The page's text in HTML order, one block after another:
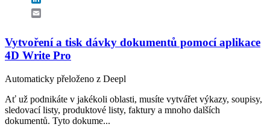
Vytvoření a tisk dávky dokumentů pomocí aplikace
4D Write Pro
Automaticky přeloženo z Deepl
Ať už podnikáte v jakékoli oblasti, musíte vytvářet výkazy, soupisy,
sledovací listy, produktové listy, faktury a mnoho dalších
dokumentů. Tyto dokume...